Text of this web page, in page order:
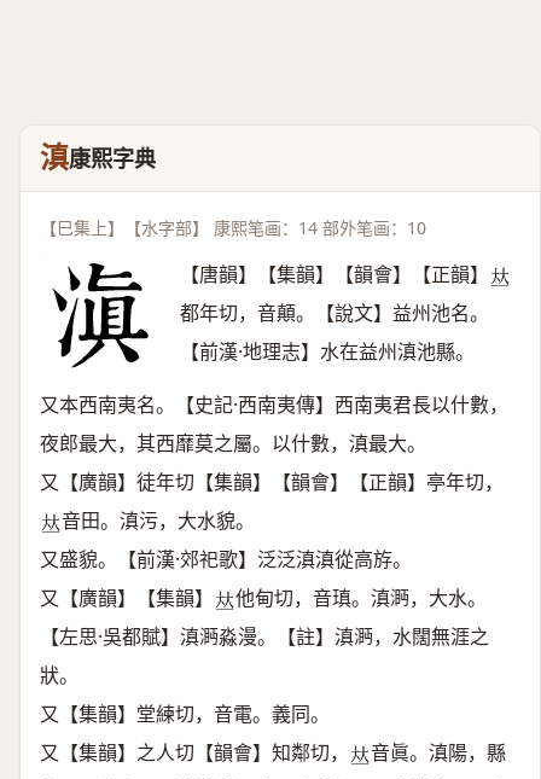
滇康熙字典
【巳集上】【水字部】 康熙笔画：14 部外笔画：10
【唐韻】【集韻】【韻會】【正韻】 𠀤
都年切，音顛。【說文】益州池名。
【前漢·地理志】水在益州滇池縣。
又本西南夷名。【史記·西南夷傳】西南夷君長以什數，
夜郎最大，其西靡莫之屬。以什數，滇最大。
又【廣韻】徒年切【集韻】【韻會】【正韻】亭年切，
𠀤音田。滇污，大水貌。
又盛貌。【前漢·郊祀歌】泛泛滇滇從高斿。
又【廣韻】【集韻】 𠀤他甸切，音瑱。滇㴐，大水。
【左思·吳都賦】滇㴐淼漫。【註】滇㴐，水闊無涯之
狀。
又【集韻】堂練切，音電。義同。
又【集韻】之人切【韻會】知鄰切， 𠀤音眞。滇陽，縣